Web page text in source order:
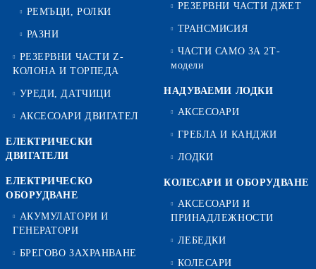
РЕМЪЦИ, РОЛКИ
РАЗНИ
РЕЗЕРВНИ ЧАСТИ Z-
КОЛОНА И ТОРПЕДА
УРЕДИ, ДАТЧИЦИ
АКСЕСОАРИ ДВИГАТЕЛ
ЕЛЕКТРИЧЕСКИ
ДВИГАТЕЛИ
ЕЛЕКТРИЧЕСКО
ОБОРУДВАНЕ
АКУМУЛАТОРИ И
ГЕНЕРАТОРИ
БРЕГОВО ЗАХРАНВАНЕ
РЕЗЕРВНИ ЧАСТИ ДЖЕТ
ТРАНСМИСИЯ
ЧАСТИ САМО ЗА 2Т-
модели
НАДУВАЕМИ ЛОДКИ
АКСЕСОАРИ
ГРЕБЛА И КАНДЖИ
ЛОДКИ
КОЛЕСАРИ И ОБОРУДВАНЕ
АКСЕСОАРИ И
ПРИНАДЛЕЖНОСТИ
ЛЕБЕДКИ
КОЛЕСАРИ